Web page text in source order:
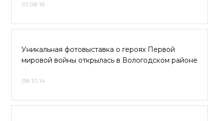
01.08.16
Уникальная фотовыставка о героях Первой
мировой войны открылась в Вологодском районе
08.10.14